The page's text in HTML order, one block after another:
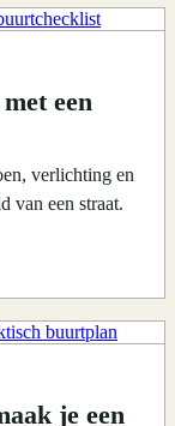
een
verlichting en
van een straat.
je een